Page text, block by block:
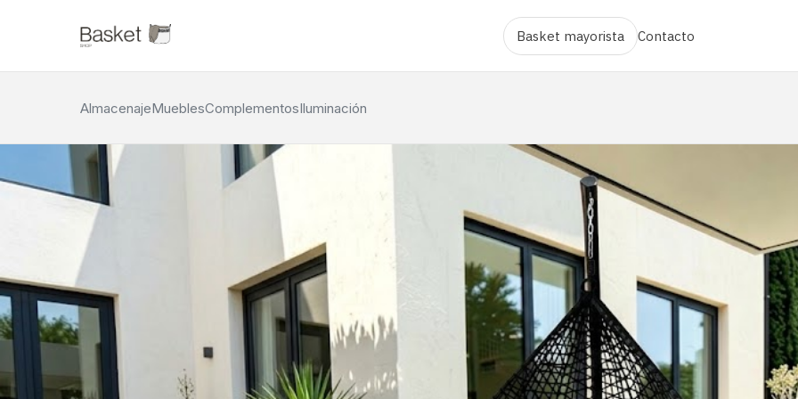
Basket mayorista Contacto
AlmacenajeMueblesComplementosIluminación